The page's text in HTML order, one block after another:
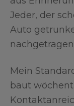
Jeder, der
Auto
Mein
baut